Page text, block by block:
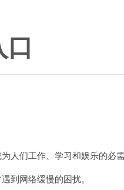
们工作、学习和娱乐的必需
网络缓慢的困扰。